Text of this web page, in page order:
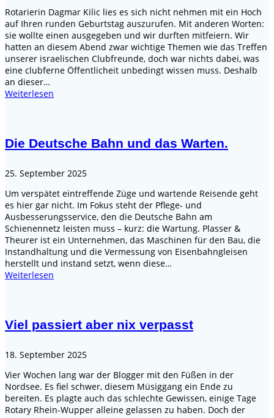
Rotarierin Dagmar Kilic lies es sich nicht nehmen mit ein Hoch
auf Ihren runden Geburtstag auszurufen. Mit anderen Worten:
sie wollte einen ausgegeben und wir durften mitfeiern. Wir
hatten an diesem Abend zwar wichtige Themen wie das Treffen
unserer israelischen Clubfreunde, doch war nichts dabei, was
eine clubferne Öffentlicheit unbedingt wissen muss. Deshalb
an dieser…
Weiterlesen
Die Deutsche Bahn und das Warten.
25. September 2025
Um verspätet eintreffende Züge und wartende Reisende geht
es hier gar nicht. Im Fokus steht der Pflege- und
Ausbesserungsservice, den die Deutsche Bahn am
Schienennetz leisten muss – kurz: die Wartung. Plasser &
Theurer ist ein Unternehmen, das Maschinen für den Bau, die
Instandhaltung und die Vermessung von Eisenbahngleisen
herstellt und instand setzt, wenn diese…
Weiterlesen
Viel passiert aber nix verpasst
18. September 2025
Vier Wochen lang war der Blogger mit den Füßen in der
Nordsee. Es fiel schwer, diesem Müsiggang ein Ende zu
bereiten. Es plagte auch das schlechte Gewissen, einige Tage
Rotary Rhein-Wupper alleine gelassen zu haben. Doch der